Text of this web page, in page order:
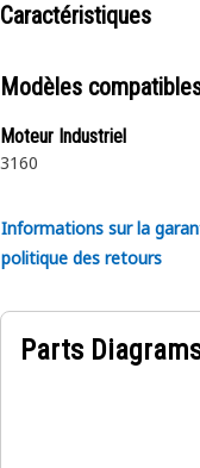
Caractéristiques
Modèles
Moteur Industriel
3160
Informations sur la
politique des retours
Parts